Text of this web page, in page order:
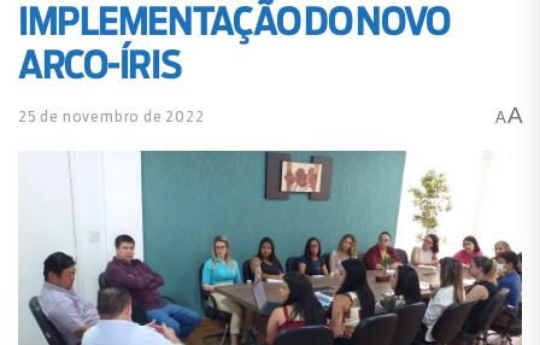
IMPLEMENTAÇÃO DO NOVO
ARCO-ÍRIS
25 de novembro de 2022 AA